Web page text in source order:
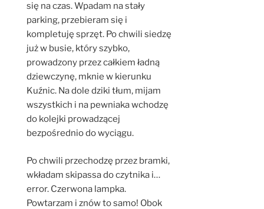
się na czas. Wpadam na stały
parking, przebieram się i
kompletuję sprzęt. Po chwili siedzę
już w busie, który szybko,
prowadzony przez całkiem ładną
dziewczynę, mknie w kierunku
Kuźnic. Na dole dziki tłum, mijam
wszystkich i na pewniaka wchodzę
do kolejki prowadzącej
bezpośrednio do wyciągu.
Po chwili przechodzę przez bramki,
wkładam skipassa do czytnika i…
error. Czerwona lampka.
Powtarzam i znów to samo! Obok